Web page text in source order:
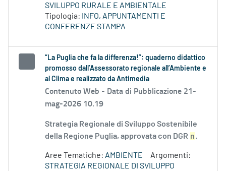
SVILUPPO RURALE E AMBIENTALE
Tipologia:
INFO, APPUNTAMENTI E
CONFERENZE STAMPA
“La Puglia che fa la differenza!”: quaderno didattico
promosso dall’Assessorato regionale all’Ambiente e
al Clima e realizzato da Antimedia
Contenuto Web - Data di Pubblicazione 21-
mag-2026 10.19
Strategia Regionale di Sviluppo Sostenibile
della Regione Puglia, approvata con DGR n.
Aree Tematiche: AMBIENTE
Argomenti:
STRATEGIA REGIONALE DI SVILUPPO